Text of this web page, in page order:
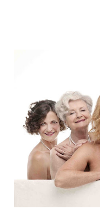
“Settembre
consecutivo. Il
giovani artisti della
volta. L’orchestra,
da un prestigioso